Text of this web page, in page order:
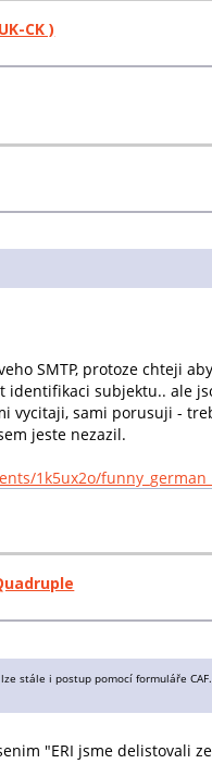
CK )
SMTP, protoze chteji
subjektu.. ale
vycitaji, sami porusuji -
jeste nezazil.
1k5ux2o/
stále i postup pomocí formuláře
"ERI jsme delistovali